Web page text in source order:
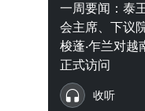
一周要闻：泰
会主席、下议
梭蓬·乍兰对越
正式访问
收听